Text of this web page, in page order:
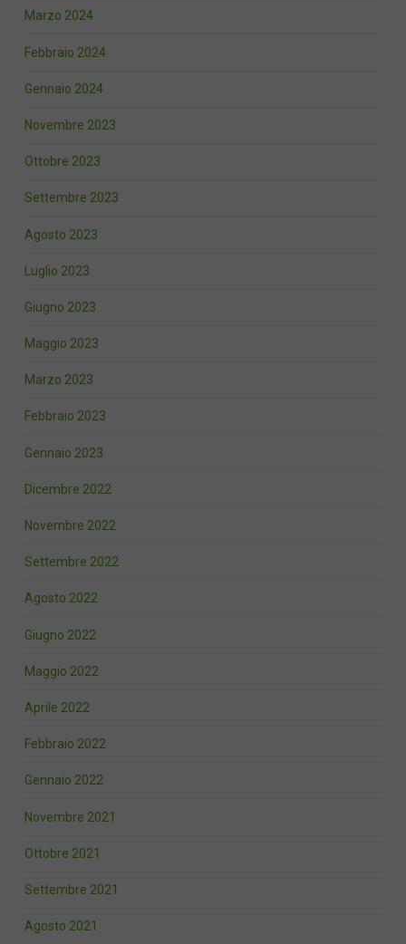
Marzo 2024
Febbraio 2024
Gennaio 2024
Novembre 2023
Ottobre 2023
Settembre 2023
Agosto 2023
Luglio 2023
Giugno 2023
Maggio 2023
Marzo 2023
Febbraio 2023
Gennaio 2023
Dicembre 2022
Novembre 2022
Settembre 2022
Agosto 2022
Giugno 2022
Maggio 2022
Aprile 2022
Febbraio 2022
Gennaio 2022
Novembre 2021
Ottobre 2021
Settembre 2021
Agosto 2021